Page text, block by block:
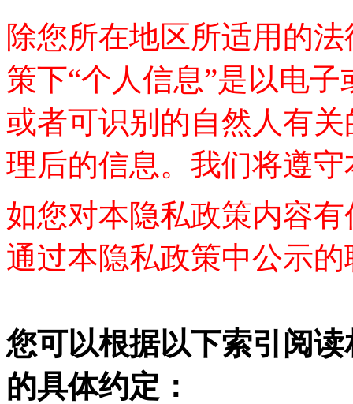
除您所在地区所适用的
策下“个人信息”是以电
或者可识别的自然人有
理后的信息。我们将遵守
如您对本隐私政策内容
通过本隐私政策中公示
您可以根据以下索引阅
的具体约定：